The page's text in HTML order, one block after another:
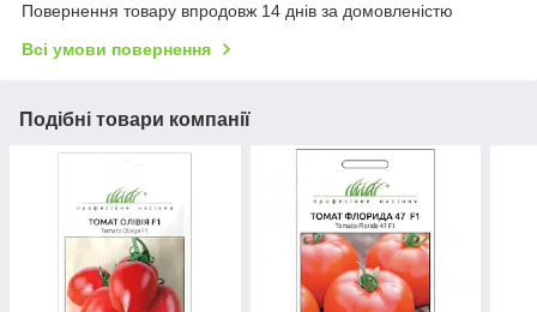
Повернення товару впродовж 14 днів за домовленістю
Всі умови повернення
Подібні товари компанії